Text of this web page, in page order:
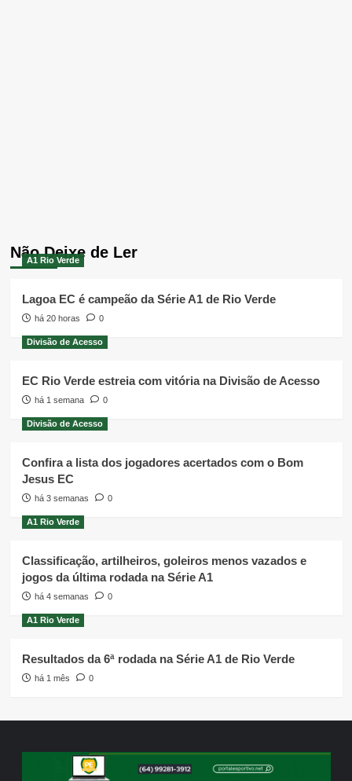
Não Deixe de Ler
A1 Rio Verde
Lagoa EC é campeão da Série A1 de Rio Verde
há 20 horas 0
Divisão de Acesso
EC Rio Verde estreia com vitória na Divisão de Acesso
há 1 semana 0
Divisão de Acesso
Confira a lista dos jogadores acertados com o Bom
Jesus EC
há 3 semanas 0
A1 Rio Verde
Classificação, artilheiros, goleiros menos vazados e
jogos da última rodada na Série A1
há 4 semanas 0
A1 Rio Verde
Resultados da 6ª rodada na Série A1 de Rio Verde
há 1 mês 0